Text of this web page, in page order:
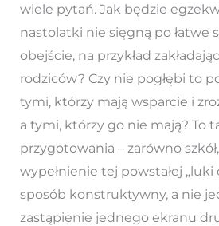
wiele pytań. Jak będzie
nastolatki nie sięgną po łatwe
obejście, na przykład
rodziców? Czy nie pogłębi to
tymi, którzy mają wsparcie i
a tymi, którzy go nie mają? To
przygotowania – zarówno
wypełnienie tej powstałej „luki
sposób konstruktywny, a nie
zastąpienie jednego ekranu